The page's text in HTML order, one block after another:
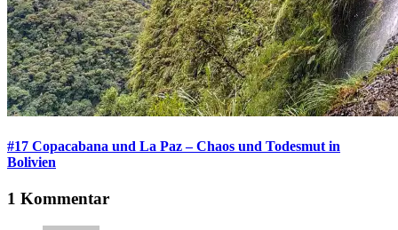
#17 Copacabana und La Paz – Chaos und Todesmut in
Bolivien
1 Kommentar